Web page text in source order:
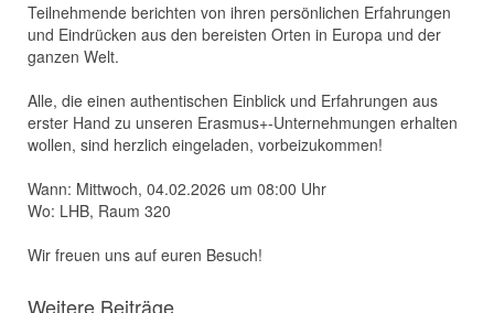
Teilnehmende berichten von ihren persönlichen Erfahrungen
und Eindrücken aus den bereisten Orten in Europa und der
ganzen Welt.
Alle, die einen authentischen Einblick und Erfahrungen aus
erster Hand zu unseren Erasmus+-Unternehmungen erhalten
wollen, sind herzlich eingeladen, vorbeizukommen!
Wann: Mittwoch, 04.02.2026 um 08:00 Uhr
Wo: LHB, Raum 320
Wir freuen uns auf euren Besuch!
Weitere Beiträge ...